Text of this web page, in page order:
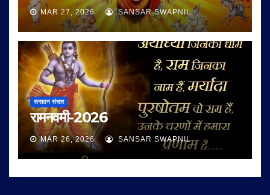
MAR 27, 2026 SANSAR SWAPNIL
सनातन संसार
रामनवमी-2026
MAR 26, 2026 SANSAR SWAPNIL